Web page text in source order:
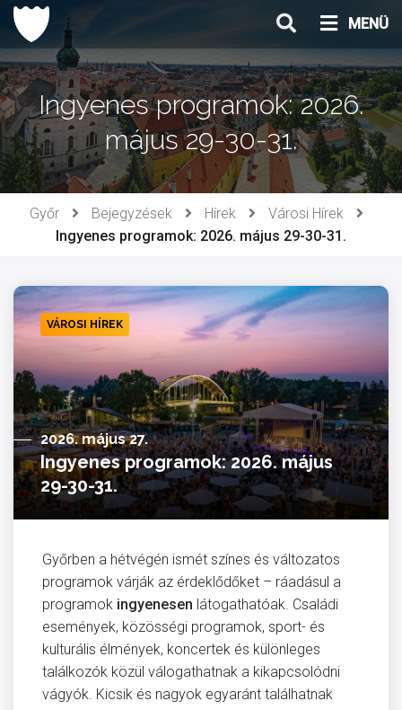
Ugrás
tartalomhoz
MENÜ
Ingyenes programok: 2026.
május 29-30-31.
Győr Bejegyzések Hírek
Városi Hírek
Ingyenes programok: 2026. május 29-30-31.
VÁROSI HÍREK
2026. május 27.
Ingyenes programok: 2026. május
29-30-31.
Győrben a hétvégén ismét színes és változatos
programok várják az érdeklődőket – ráadásul a
programok ingyenesen látogathatóak. Családi
események, közösségi programok, sport- és
kulturális élmények, koncertek és különleges
találkozók közül válogathatnak a kikapcsolódni
vágyók. Kicsik és nagyok egyaránt találhatnak